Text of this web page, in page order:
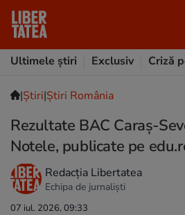
Ultimele știri
Exclusiv Criză
|Ştiri|Știri România
Rezultate BAC Caraș-
Notele, publicate pe
Redacția Libertatea
Echipa de jurnaliști
07 iul. 2026, 09:33